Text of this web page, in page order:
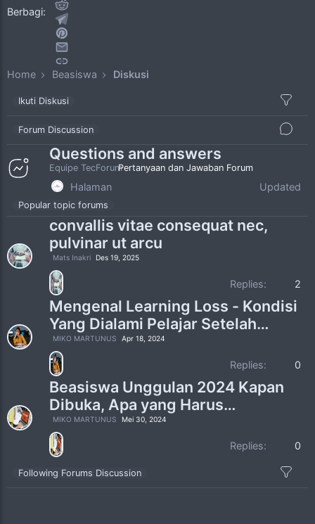
Berbagi:
Home Beasiswa Diskusi
Ikuti Diskusi
Forum Discussion
Questions and answers
Equipe TecForumPertanyaan dan Jawaban Forum
Updated
Halaman
Popular topic forums
convallis vitae consequat nec,
pulvinar ut arcu
Mats Inakri Des 19, 2025
Replies: 2
Mengenal Learning Loss - Kondisi
Yang Dialami Pelajar Setelah
Pandemi
MIKO MARTUNUS Apr 18, 2024
Replies: 0
Beasiswa Unggulan 2024 Kapan
Dibuka, Apa yang Harus
Dipersiapkan
MIKO MARTUNUS Mei 30, 2024
Replies: 0
Following Forums Discussion